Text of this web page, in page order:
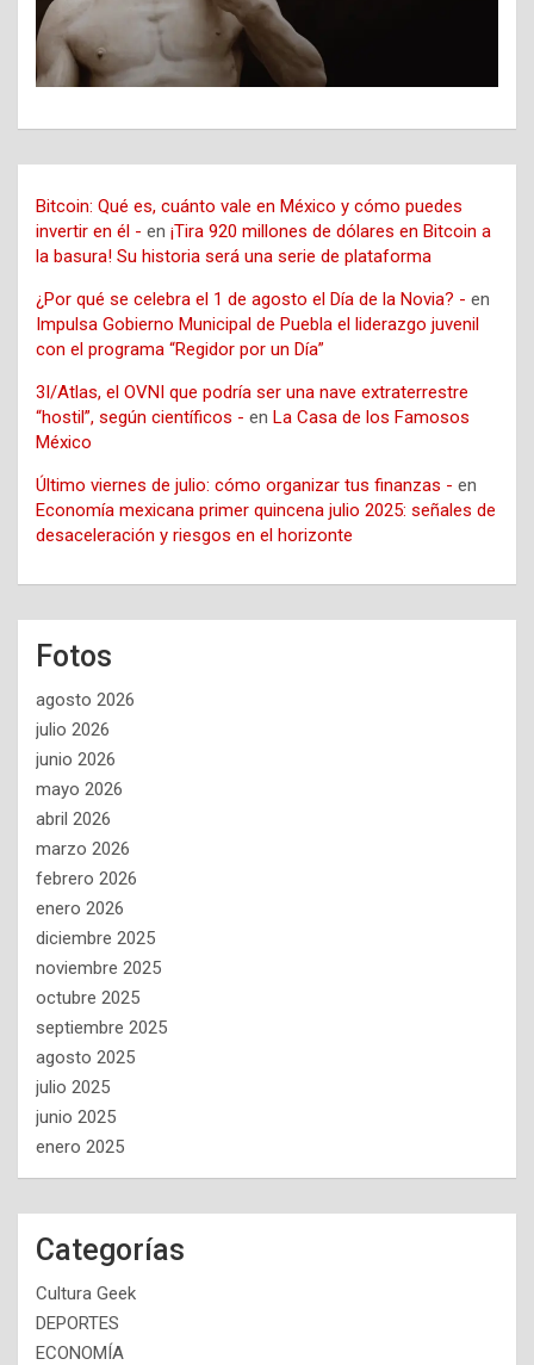
Bitcoin: Qué es, cuánto vale en México y cómo puedes
invertir en él - en ¡Tira 920 millones de dólares en Bitcoin a
la basura! Su historia será una serie de plataforma
¿Por qué se celebra el 1 de agosto el Día de la Novia? - en
Impulsa Gobierno Municipal de Puebla el liderazgo juvenil
con el programa “Regidor por un Día”
3I/Atlas, el OVNI que podría ser una nave extraterrestre
“hostil”, según científicos - en La Casa de los Famosos
México
Último viernes de julio: cómo organizar tus finanzas - en
Economía mexicana primer quincena julio 2025: señales de
desaceleración y riesgos en el horizonte
Fotos
agosto 2026
julio 2026
junio 2026
mayo 2026
abril 2026
marzo 2026
febrero 2026
enero 2026
diciembre 2025
noviembre 2025
octubre 2025
septiembre 2025
agosto 2025
julio 2025
junio 2025
enero 2025
Categorías
Cultura Geek
DEPORTES
ECONOMÍA